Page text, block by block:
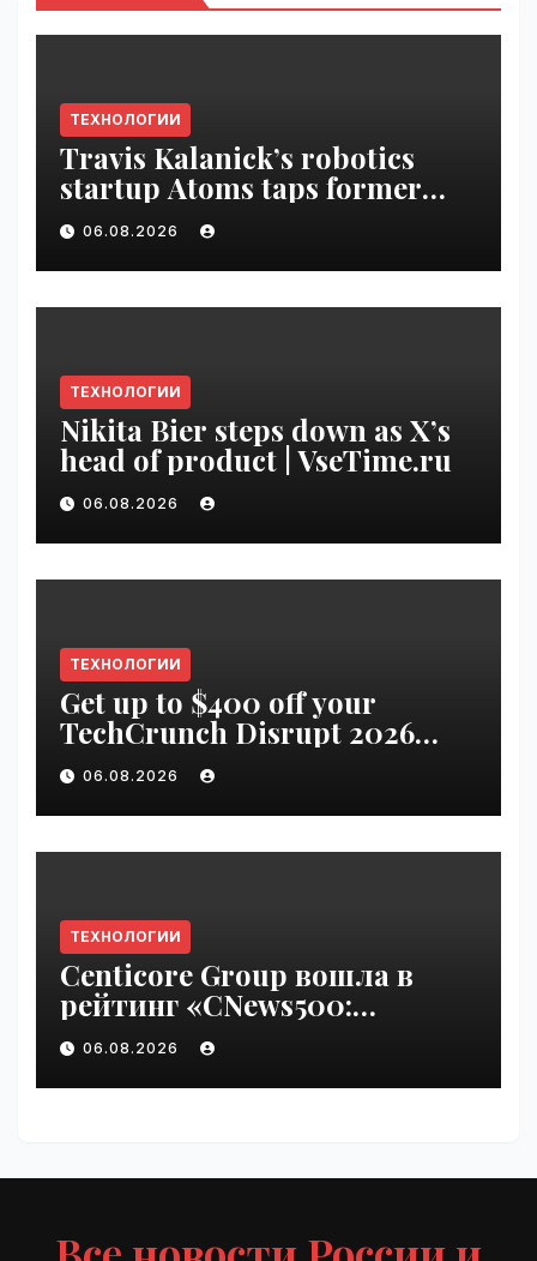
ТЕХНОЛОГИИ
Travis Kalanick’s robotics
startup Atoms taps former
Uber finance chief as CFO |
VseTime.ru
06.08.2026
ТЕХНОЛОГИИ
Nikita Bier steps down as X’s
head of product | VseTime.ru
06.08.2026
ТЕХНОЛОГИИ
Get up to $400 off your
TechCrunch Disrupt 2026
pass until Friday | VseTime.ru
06.08.2026
ТЕХНОЛОГИИ
Centicore Group вошла в
рейтинг «CNews500:
Крупнейшие ИТ-компании
России» | VseTime.ru
06.08.2026